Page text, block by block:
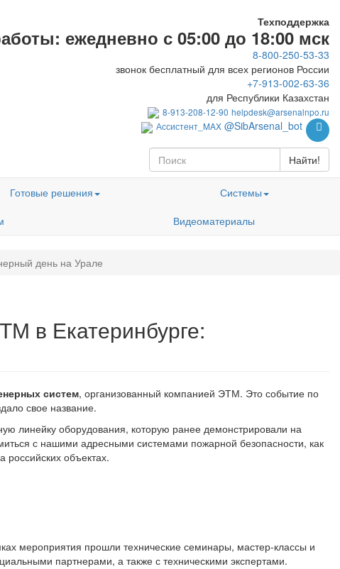
Техподдержка
ежедневно с 05:00 до 18:00 мск
8-800-250-53-33
звонок бесплатный для всех регионов России
+7-913-002-63-36
для Республики Казахстан
8-913-208-12-90 helpdesk@arsenalnpo.ru
Ассистент_MAX @SibArsenal_bot
Найти!
Готовые решения
Системы
Видеоматериалы
день на Урале
в Екатеринбурге:
систем, организованный компанией ЭТМ. Это событие по
свое название.
линейку оборудования, которую ранее демонстрировали на
с нашими адресными системами пожарной безопасности, как
объектах.
мероприятия прошли технические семинары, мастер-классы и
партнерами, а также с техническими экспертами.